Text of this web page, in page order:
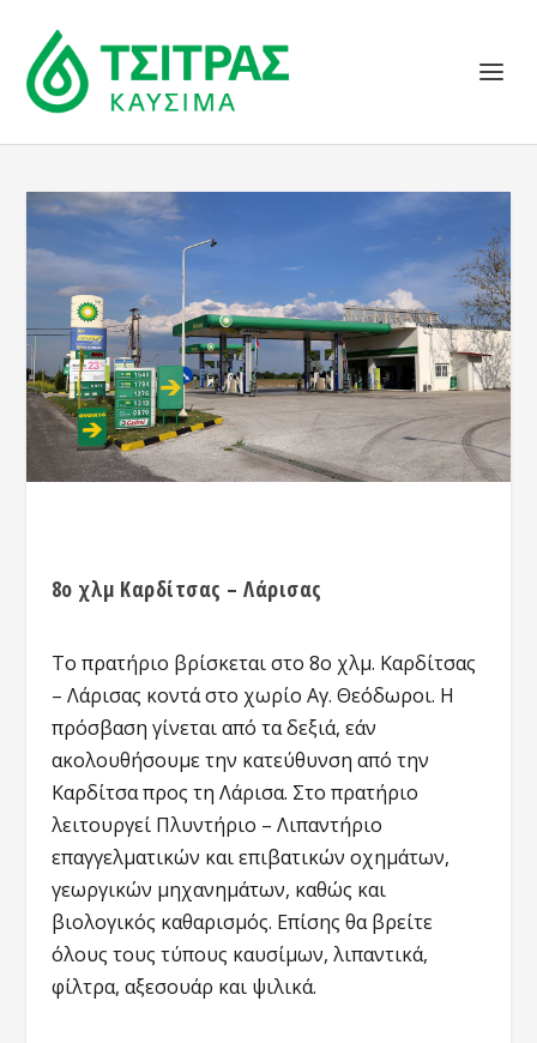
8ο χλμ Καρδίτσας – Λάρισας
Το πρατήριο βρίσκεται στo 8ο χλμ. Καρδίτσας
– Λάρισας κοντά στο χωρίο Αγ. Θεόδωροι. Η
πρόσβαση γίνεται από τα δεξιά, εάν
ακολουθήσουμε την κατεύθυνση από την
Καρδίτσα προς τη Λάρισα. Στο πρατήριο
λειτουργεί Πλυντήριο – Λιπαντήριο
επαγγελματικών και επιβατικών οχημάτων,
γεωργικών μηχανημάτων, καθώς και
βιολογικός καθαρισμός. Επίσης θα βρείτε
όλους τους τύπους καυσίμων, λιπαντικά,
φίλτρα, αξεσουάρ και ψιλικά.